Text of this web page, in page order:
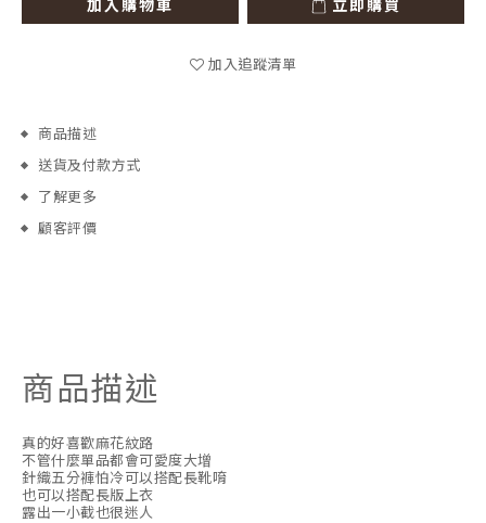
加入購物車 立即購買
加入追蹤清單
商品描述
送貨及付款方式
了解更多
顧客評價
商品描述
真的好喜歡麻花紋路
不管什麼單品都會可愛度大增
針織五分褲怕冷可以搭配長靴唷
也可以搭配長版上衣
露出一小截也很迷人